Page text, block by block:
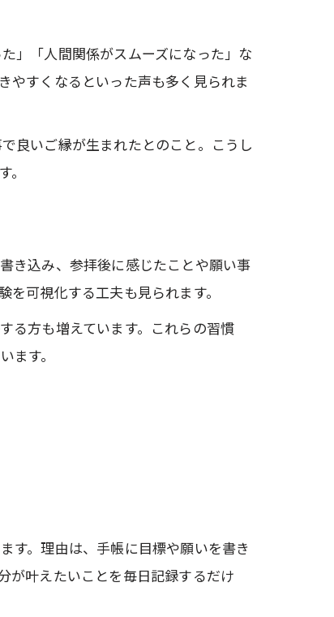
」「人間関係がスムーズになった」な
やすくなるといった声も多く見られま
良いご縁が生まれたとのこと。こうし
き込み、参拝後に感じたことや願い事
可視化する工夫も見られます。
る方も増えています。これらの習慣
ます。
す。理由は、手帳に目標や願いを書き
が叶えたいことを毎日記録するだけ